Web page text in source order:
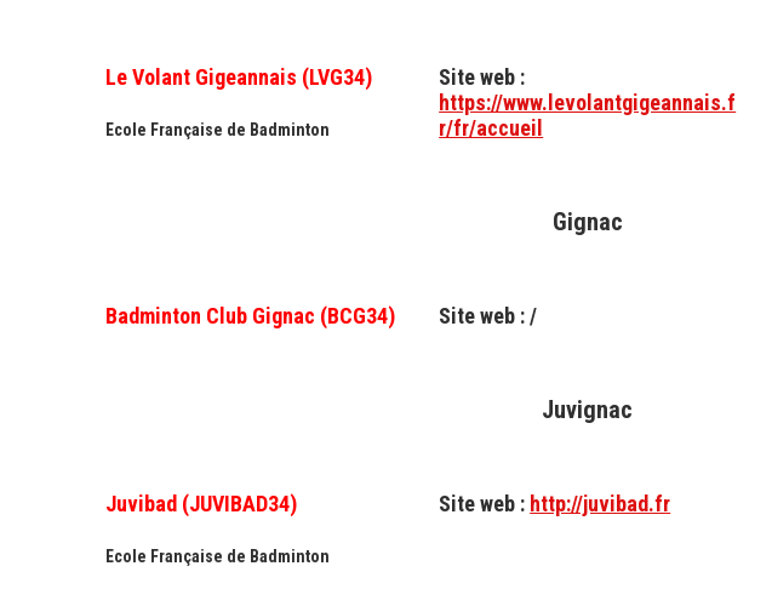
Le Volant Gigeannais (LVG34)
Ecole Française de Badminton
Site web :
https://www.levolantgigeannais.f
r/fr/accueil
Gignac
Badminton Club Gignac (BCG34) Site web : /
Juvignac
Juvibad (JUVIBAD34)
Ecole Française de Badminton
Site web : http://juvibad.fr